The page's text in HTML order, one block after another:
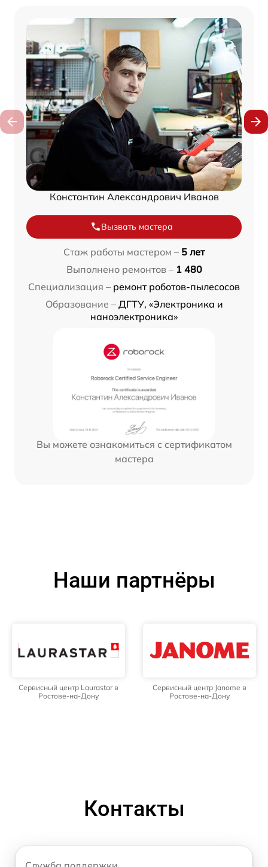
Константин Александрович Иванов
Вызвать мастера
Стаж работы мастером – 5 лет
Выполнено ремонтов – 1 480
Специализация – ремонт роботов-пылесосов
Образование – ДГТУ, «Электроника и
наноэлектроника»
Вы можете ознакомиться с сертификатом
мастера
Наши партнёры
Сервисный центр Laurastar в
Ростове-на-Дону
Сервисный центр Janome в
Ростове-на-Дону
Контакты